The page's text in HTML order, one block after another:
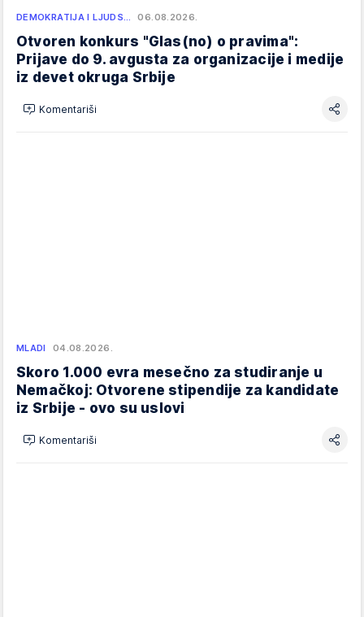
DEMOKRATIJA I LJUDS… 06.08.2026.
Otvoren konkurs "Glas(no) o pravima":
Prijave do 9. avgusta za organizacije i medije
iz devet okruga Srbije
Komentariši
MLADI 04.08.2026.
Skoro 1.000 evra mesečno za studiranje u
Nemačkoj: Otvorene stipendije za kandidate
iz Srbije - ovo su uslovi
Komentariši